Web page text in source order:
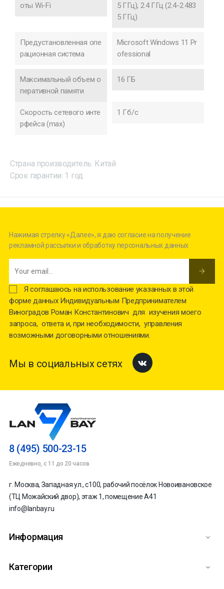
оты Wi-Fi
5 ГГц), 2.4 ГГц (2.4-2.483
5 ГГц)
Предустановленная опе
рационная система
Microsoft Windows 11 Pr
ofessional
Максимальный объем о
перативной памяти
16 ГБ
Cкорость сетевого инте
рфейса (max)
1 Гб/с
Страна производитель: Китай
Срок гарантии: 1 год
Нажимая стрелку «Далее», я даю согласие на получение
рекламной рассылки и обработку персональных данных
Я соглашаюсь на использование указанных в этой
форме данных Индивидуальным Предпринимателем
Виноградов Роман Константинович для изучения моего
запроса, ответа и, при необходимости, управления
возможными договорными отношениями.
Мы в социальных сетях Facebook
8 (495) 500-23-15
Ежедневно, с 11 до 20 часов
г. Москва, Западная ул., с100, рабочий посёлок Новоивановское
(ТЦ Можайский двор), этаж 1, помещение А41
info@lanbay.ru
Информация 
Категории 